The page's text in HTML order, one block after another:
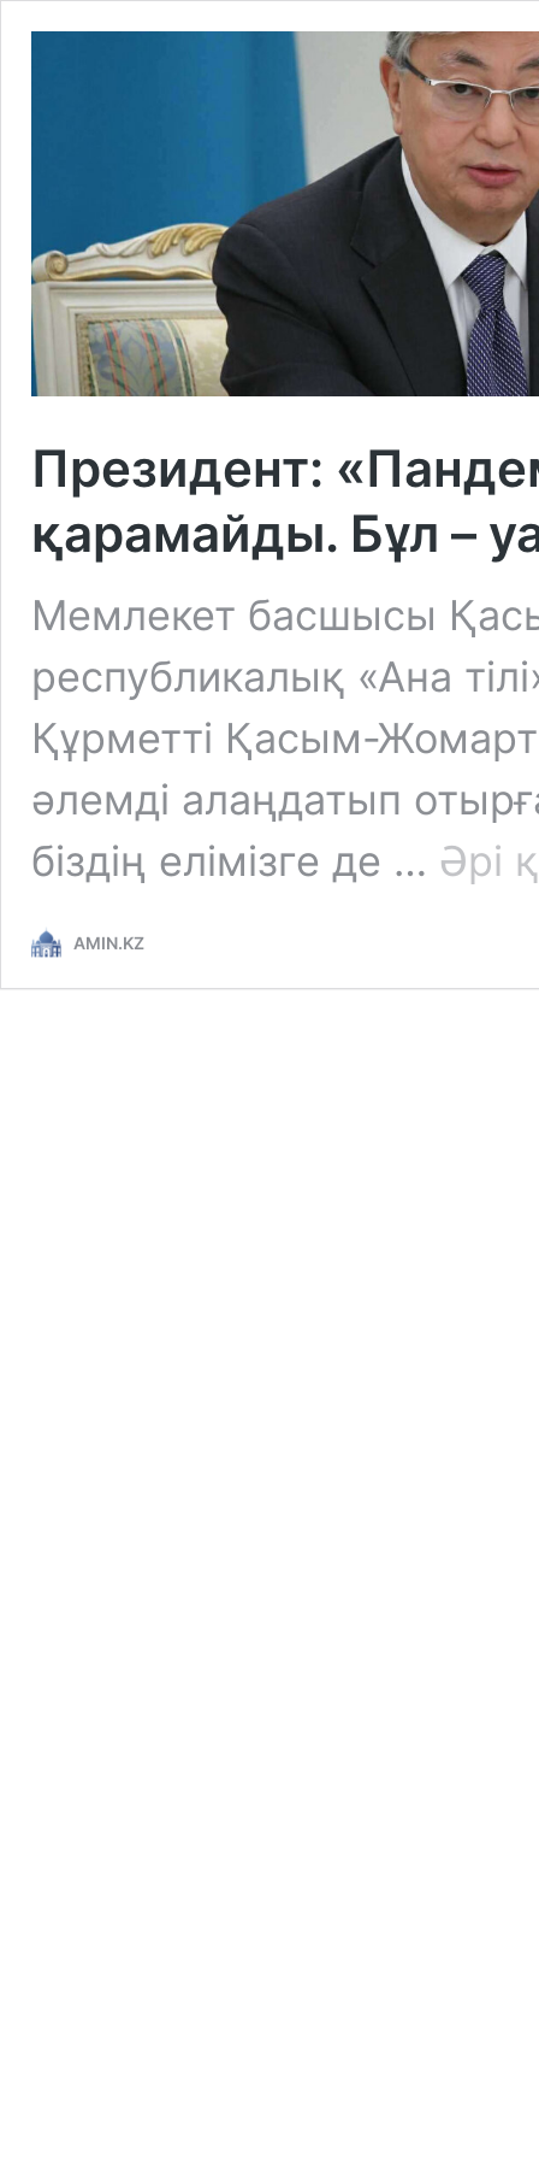
Президент:
қарамайды. Бұл –
Мемлекет басшысы
республикалық «Ана
Құрметті Қасым-Жомарт
әлемді алаңдатып
біздің елімізге де … Әрі
AMIN.KZ